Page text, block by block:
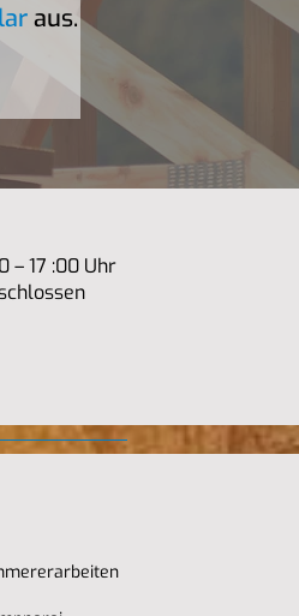
aus.
– 17 :00 Uhr